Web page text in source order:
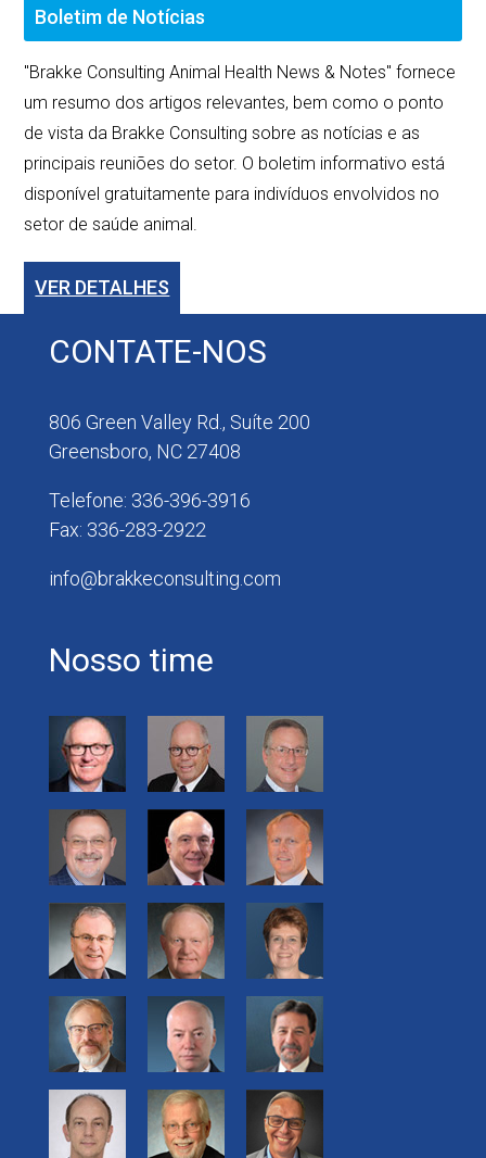
Boletim de Notícias
"Brakke Consulting Animal Health News & Notes" fornece
um resumo dos artigos relevantes, bem como o ponto
de vista da Brakke Consulting sobre as notícias e as
principais reuniões do setor. O boletim informativo está
disponível gratuitamente para indivíduos envolvidos no
setor de saúde animal.
VER DETALHES
CONTATE-NOS
806 Green Valley Rd., Suíte 200
Greensboro, NC 27408
Telefone: 336-396-3916
Fax: 336-283-2922
info@brakkeconsulting.com
Nosso time